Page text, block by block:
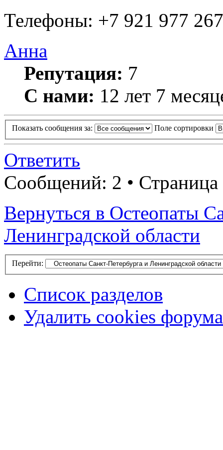
Телефоны: +7 921 977
Анна
Репутация: 7
С нами: 12 лет 7
Показать сообщения за: Поле сортировки
Ответить
Сообщений: 2 • Страница
Вернуться в Остеопаты
Ленинградской области
Перейти:
Список разделов
Удалить cookies форума